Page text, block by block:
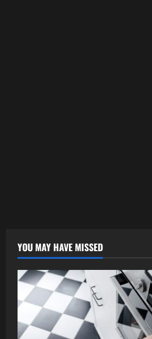
YOU MAY HAVE MISSED